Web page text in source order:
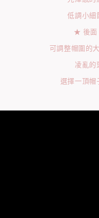
低調小細
★ 後面
可調整帽圍的
凌亂的
選擇一頂帽